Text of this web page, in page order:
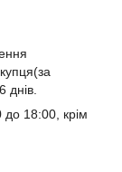
днів.
до 18:00, крім